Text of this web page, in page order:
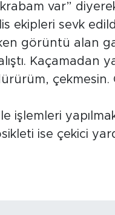
var”
ekipleri sevk
görüntü alan
Kaçamadan
çekmesin.
işlemleri
ise çekici